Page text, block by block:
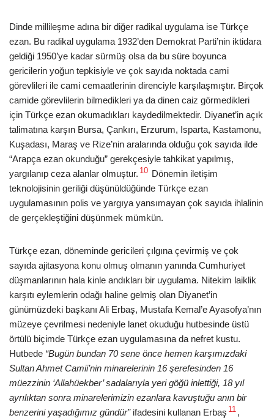
Dinde millileşme adına bir diğer radikal uygulama ise Türkçe
ezan. Bu radikal uygulama 1932’den Demokrat Parti’nin iktidara
geldiği 1950’ye kadar sürmüş olsa da bu süre boyunca
gericilerin yoğun tepkisiyle ve çok sayıda noktada cami
görevlileri ile cami cemaatlerinin direnciyle karşılaşmıştır. Birçok
camide görevlilerin bilmedikleri ya da dinen caiz görmedikleri
için Türkçe ezan okumadıkları kaydedilmektedir. Diyanet’in açık
talimatına karşın Bursa, Çankırı, Erzurum, Isparta, Kastamonu,
Kuşadası, Maraş ve Rize’nin aralarında olduğu çok sayıda ilde
“Arapça ezan okunduğu” gerekçesiyle tahkikat yapılmış,
yargılanıp ceza alanlar olmuştur. 10 Dönemin iletişim
teknolojisinin geriliği düşünüldüğünde Türkçe ezan
uygulamasının polis ve yargıya yansımayan çok sayıda ihlalinin
de gerçekleştiğini düşünmek mümkün.
Türkçe ezan, döneminde gericileri çılgına çevirmiş ve çok
sayıda ajitasyona konu olmuş olmanın yanında Cumhuriyet
düşmanlarının hala kinle andıkları bir uygulama. Nitekim laiklik
karşıtı eylemlerin odağı haline gelmiş olan Diyanet’in
günümüzdeki başkanı Ali Erbaş, Mustafa Kemal’e Ayasofya’nın
müzeye çevrilmesi nedeniyle lanet okuduğu hutbesinde üstü
örtülü biçimde Türkçe ezan uygulamasına da nefret kustu.
Hutbede “Bugün bundan 70 sene önce hemen karşımızdaki
Sultan Ahmet Camii’nin minarelerinin 16 şerefesinden 16
müezzinin ‘Allahüekber’ sadalarıyla yeri göğü inlettiği, 18 yıl
ayrılıktan sonra minarelerimizin ezanlara kavuştuğu anın bir
benzerini yaşadığımız gündür” ifadesini kullanan Erbaş 11 ,